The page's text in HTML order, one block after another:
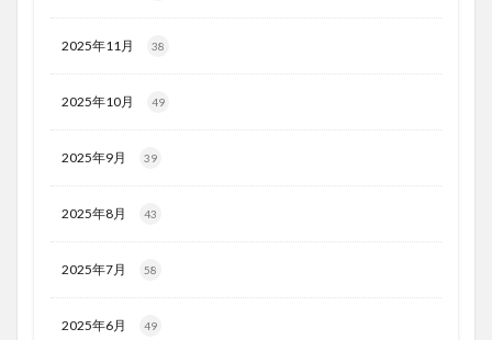
2025年11月 38
2025年10月 49
2025年9月 39
2025年8月 43
2025年7月 58
2025年6月 49